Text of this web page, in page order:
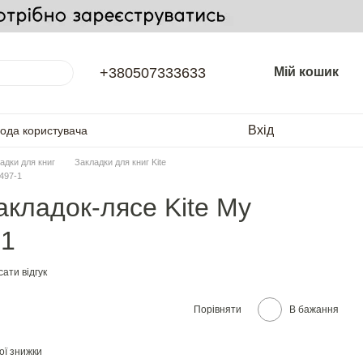
+380507333633 Мій кошик
користувача
Вхід
для книг
Закладки для книг Kite
1
лясе Kite My
відгук
Порівняти В бажання
знижки